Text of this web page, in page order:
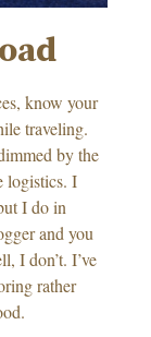
know your
traveling.
by the
logistics. I
I do in
and you
I don’t. I’ve
rather